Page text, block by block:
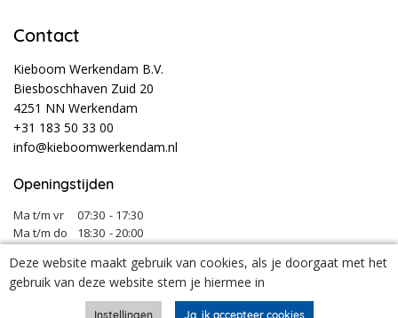
Deze website maakt gebruik van cookies, als je doorgaat met het
gebruik van deze website stem je hiermee in
Contact
Kieboom Werkendam B.V.
Biesboschhaven Zuid 20
4251 NN Werkendam
+31 183 50 33 00
info@kieboomwerkendam.nl
Openingstijden
Ma t/m vr 07:30 - 17:30
Ma t/m do
18:30 - 20:00
Tijdens vakanties en feestdagen kunnen onze openingstijden afwijken.